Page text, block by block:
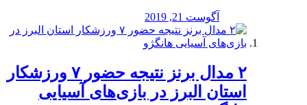
آگوست 21, 2019
۲ مدال برنز نتیجه حضور ۷ ورزشکار
استان البرز در بازی‌های آسیایی